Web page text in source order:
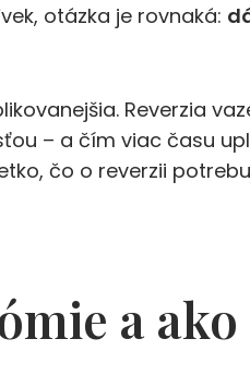
otázka je rovnaká:
Reverzia
– a čím viac času
čo o reverzii
a